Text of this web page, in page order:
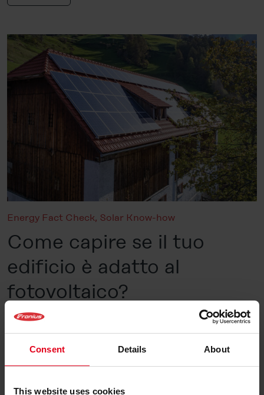
Consent Details About
This website uses cookies
Energy Fact Check, Solar Know-how
Come capire se il tuo
edificio è adatto al
fotovoltaico?
Pubblicato il 18 Marzo 2026
Leggi di più